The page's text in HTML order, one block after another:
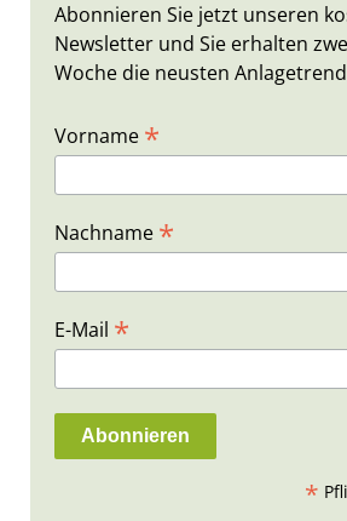
Abonnieren Sie jetzt unseren
Newsletter und Sie erhalten
Woche die neusten
Vorname *
Nachname *
E-Mail *
*